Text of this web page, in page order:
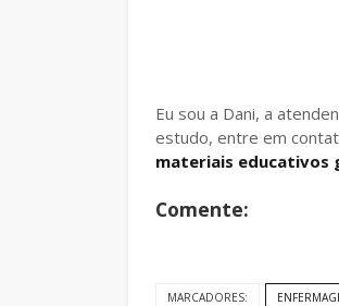
Eu sou a Dani, a
estudo, entre em
materiais educativos
Comente:
MARCADORES: